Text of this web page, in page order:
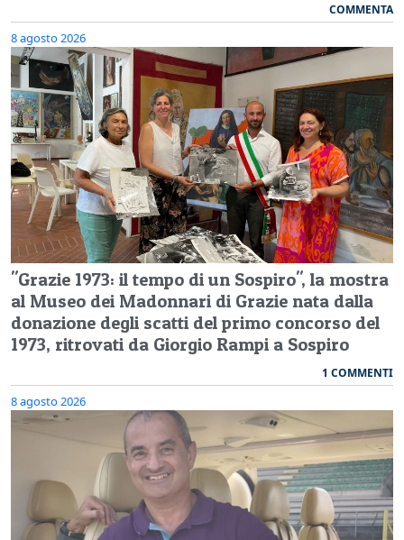
COMMENTA
8 agosto 2026
"Grazie 1973: il tempo di un Sospiro", la mostra
al Museo dei Madonnari di Grazie nata dalla
donazione degli scatti del primo concorso del
1973, ritrovati da Giorgio Rampi a Sospiro
1 COMMENTI
8 agosto 2026